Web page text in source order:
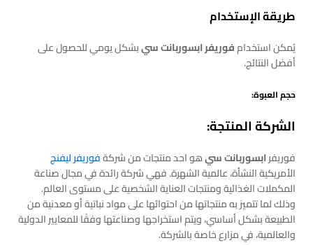
طريقة الإستخدام
يُمكن استخدامفوريفر ابسوربانت سيبشكل يومي للحصول على
أفضل النتائج.
حجم العبوة:
الشركة المنتجة:
فوريفرابسوربانت سيهو احد منتجات من شركةفوريفر ليفنج
الأمريكية النشأة، عالمية الشهرة. فهي شركة رائدة في مجال صناعة
المكملات الغذائية ومنتجات العناية الشخصية على مستوى العالم.
وذلك لما تتميز به منتجاتها من احتوائها على مواد نباتية أو معدنية من
الطبيعة بشكل أساسي، ويتم استخراجها وصناعتها وفقًا للمعايير الدولية
والعالمية، في مزارع خاصة بالشركة.